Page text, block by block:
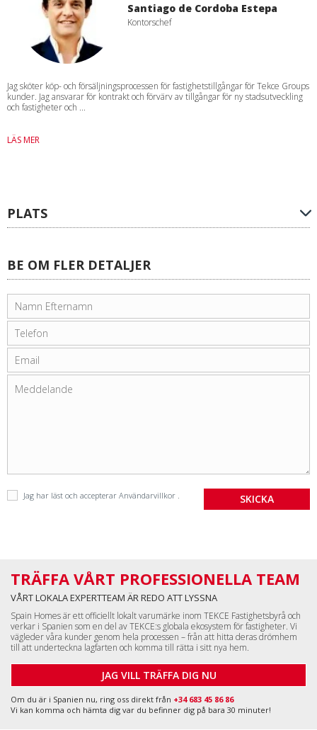
Santiago de Cordoba Estepa
Kontorschef
Jag sköter köp- och försäljningsprocessen för fastighetstillgångar för Tekce Groups
kunder. Jag ansvarar för kontrakt och förvärv av tillgångar för ny stadsutveckling
och fastigheter och ...
LÄS MER
PLATS
BE OM FLER DETALJER
Jag har läst och accepterar Användarvillkor
TRÄFFA VÅRT PROFESSIONELLA TEAM
VÅRT LOKALA EXPERTTEAM ÄR REDO ATT LYSSNA
Spain Homes är ett officiellt lokalt varumärke inom TEKCE Fastighetsbyrå och
verkar i Spanien som en del av TEKCE:s globala ekosystem för fastigheter. Vi
vägleder våra kunder genom hela processen – från att hitta deras drömhem
till att underteckna lagfarten och komma till rätta i sitt nya hem.
JAG VILL TRÄFFA DIG NU
Om du är i Spanien nu, ring oss direkt från +34 683 45 86 86
Vi kan komma och hämta dig var du befinner dig på bara 30 minuter!